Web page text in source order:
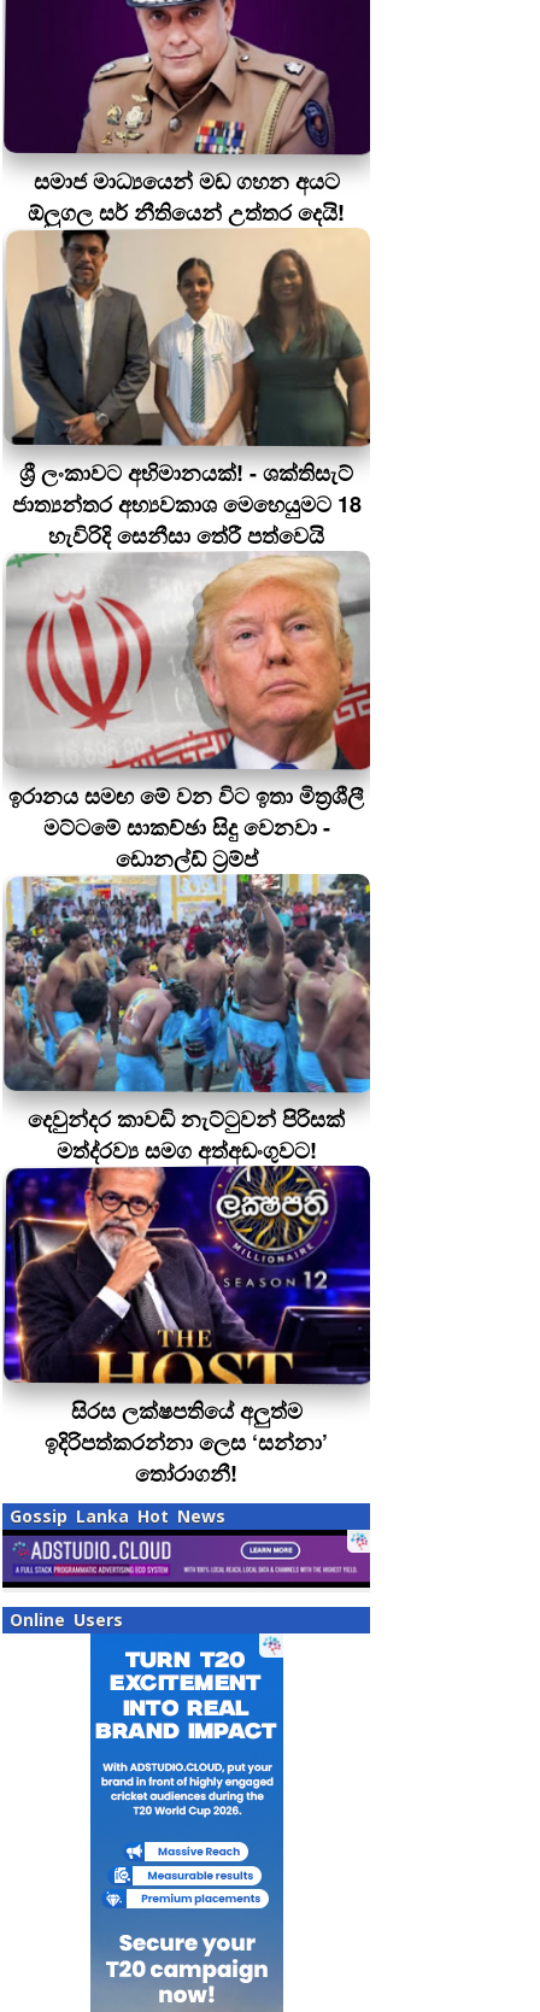
සමාජ මාධ්‍යයෙන් මඩ ගහන අයට
ඕලුගල සර් නීතියෙන් උත්තර දෙයි!
ශ්‍රී ලංකාවට අභිමානයක්! - ශක්තිසැට්
ජාත්‍යන්තර අභ්‍යවකාශ මෙහෙයුමට 18
හැවිරිදි සෙනීසා තේරී පත්වෙයි
ඉරානය සමඟ මේ වන විට ඉතා මිත්‍රශීලී
මට්ටමේ සාකච්ඡා සිදු වෙනවා -
ඩොනල්ඩ් ට්‍රම්ප්
දෙවුන්දර කාවඩි නැට්ටුවන් පිරිසක්
මත්ද‍්‍රව්‍ය සමග අත්අඩංගුවට!
සිරස ලක්ෂපතියේ අලුත්ම
ඉදිරිපත්කරන්නා ලෙස ‘සන්නා’
තෝරාගනී!
Gossip Lanka Hot News
Online Users